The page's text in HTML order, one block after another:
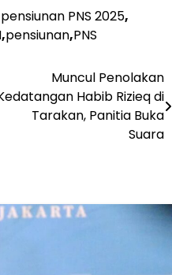
PNS 2025,
,pensiunan,PNS
Muncul Penolakan
Habib Rizieq di
Tarakan, Panitia Buka
Suara